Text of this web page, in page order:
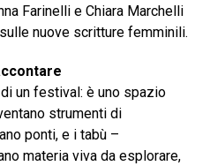
Farinelli e Chiara Marchelli
nuove scritture femminili.
un festival: è uno spazio
strumenti di
ponti, e i tabù –
materia viva da esplorare,